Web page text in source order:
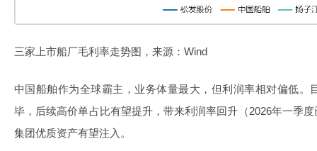
三家上市船厂毛利率走势图，来源：Wind
中国船舶作为全球霸主，业务体量最大，但利润率相对偏低。
毕，后续高价单占比有望提升，带来利润率回升（2026年一季
集团优质资产有望注入。